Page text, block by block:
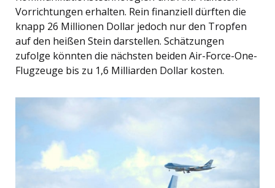
Vorrichtungen erhalten. Rein finanziell dürften die
knapp 26 Millionen Dollar jedoch nur den Tropfen
auf den heißen Stein darstellen. Schätzungen
zufolge könnten die nächsten beiden Air-Force-One-
Flugzeuge bis zu 1,6 Milliarden Dollar kosten.